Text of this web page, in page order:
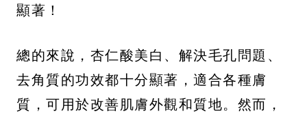
顯著！
總的來說，杏仁酸美白、解決毛孔問題、
去角質的功效都十分顯著，適合各種膚
質，可用於改善肌膚外觀和質地。然而，